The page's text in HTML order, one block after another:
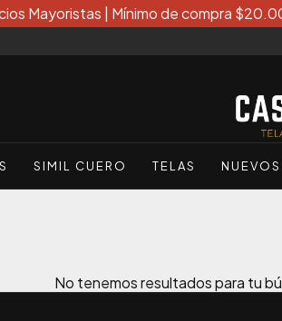
Mayoristas | Mínimo de compra
SIMIL CUERO TELAS
No tenemos resultados para tu